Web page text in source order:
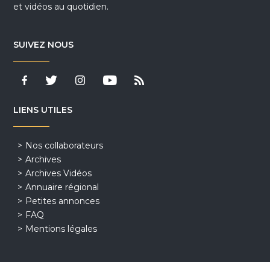
et vidéos au quotidien.
SUIVEZ NOUS
LIENS UTILES
Nos collaborateurs
Archives
Archives Vidéos
Annuaire régional
Petites annonces
FAQ
Mentions légales